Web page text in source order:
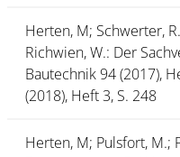
Herten, M; Schwerter,
Richwien, W.: Der
Bautechnik 94 (2017),
(2018), Heft 3, S. 248
Herten, M; Pulsfort, M.;